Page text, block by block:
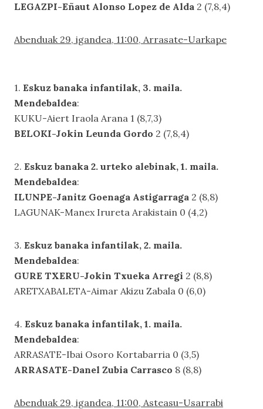
LEGAZPI-Eñaut Alonso Lopez de Alda 2 (7,8,4)
Abenduak 29, igandea, 11:00, Arrasate-Uarkape
1. Eskuz banaka infantilak, 3. maila.
Mendebaldea:
KUKU-Aiert Iraola Arana 1 (8,7,3)
BELOKI-Jokin Leunda Gordo 2 (7,8,4)
2. Eskuz banaka 2. urteko alebinak, 1. maila.
Mendebaldea:
ILUNPE-Janitz Goenaga Astigarraga 2 (8,8)
LAGUNAK-Manex Irureta Arakistain 0 (4,2)
3. Eskuz banaka infantilak, 2. maila.
Mendebaldea:
GURE TXERU-Jokin Txueka Arregi 2 (8,8)
ARETXABALETA-Aimar Akizu Zabala 0 (6,0)
4. Eskuz banaka infantilak, 1. maila.
Mendebaldea:
ARRASATE-Ibai Osoro Kortabarria 0 (3,5)
ARRASATE-Danel Zubia Carrasco 8 (8,8)
Abenduak 29, igandea, 11:00, Asteasu-Usarrabi